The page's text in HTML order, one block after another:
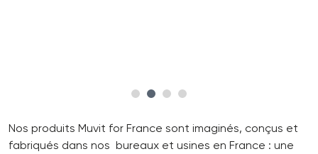
Nos produits Muvit for France sont imaginés, conçus et
fabriqués dans nos bureaux et usines en France : une